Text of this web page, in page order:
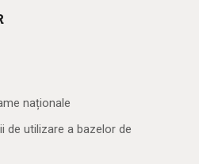
naționale
de utilizare a bazelor de